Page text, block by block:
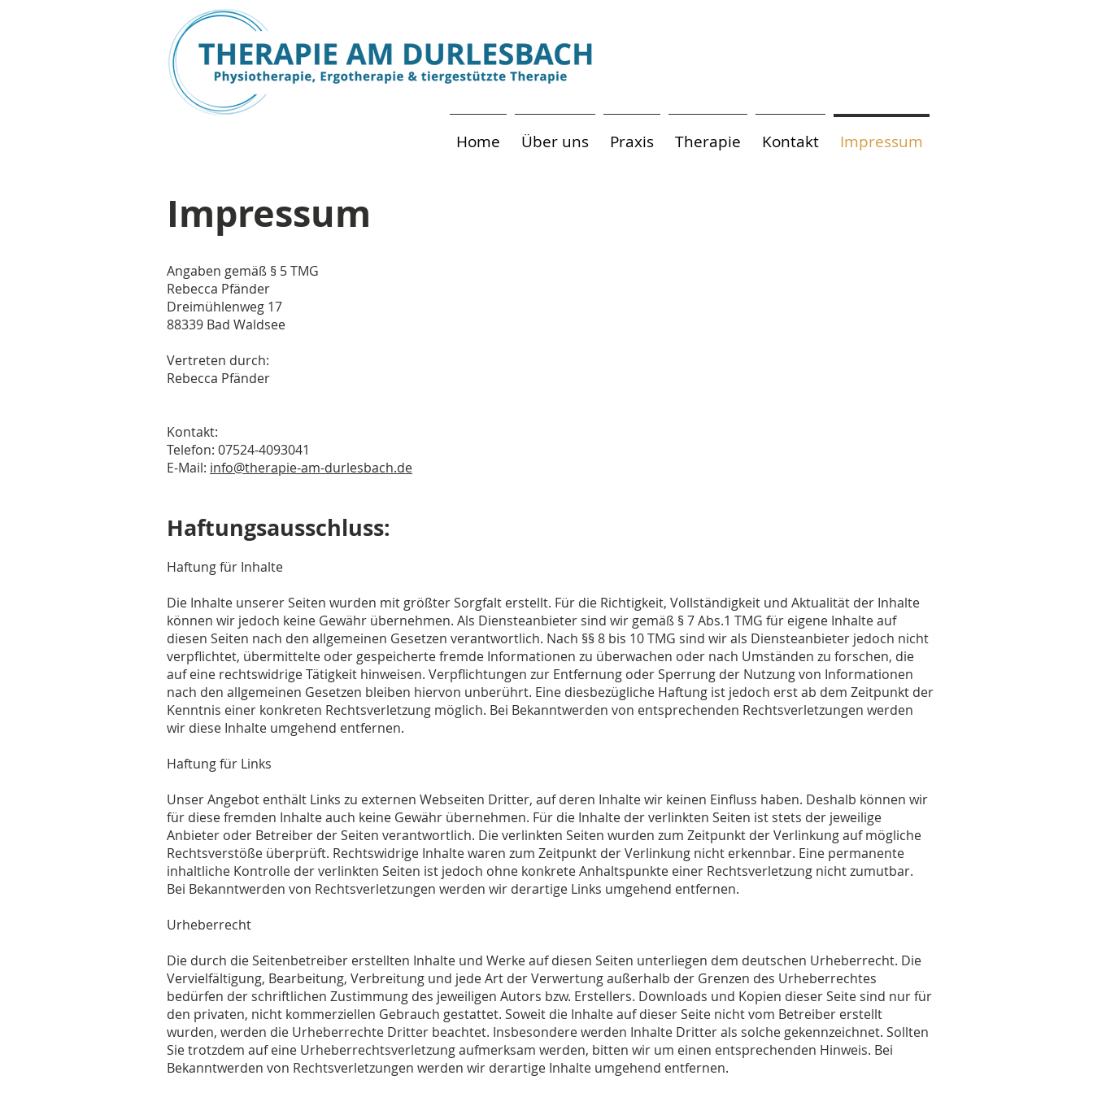
Home Über uns Praxis Therapie Kontakt Impressum
Impressum
Angaben gemäß § 5 TMG
Rebecca Pfänder
Dreimühlenweg 17
88339 Bad Waldsee
Vertreten durch:
Rebecca Pfänder
Kontakt:
Telefon: 07524-4093041
E-Mail: info@therapie-am-durlesbach.de
Haftungsausschluss:
Haftung für Inhalte
Die Inhalte unserer Seiten wurden mit größter Sorgfalt erstellt. Für die Richtigkeit, Vollständigkeit und Aktualität der Inhalte
können wir jedoch keine Gewähr übernehmen. Als Diensteanbieter sind wir gemäß § 7 Abs.1 TMG für eigene Inhalte auf
diesen Seiten nach den allgemeinen Gesetzen verantwortlich. Nach §§ 8 bis 10 TMG sind wir als Diensteanbieter jedoch nicht
verpflichtet, übermittelte oder gespeicherte fremde Informationen zu überwachen oder nach Umständen zu forschen, die
auf eine rechtswidrige Tätigkeit hinweisen. Verpflichtungen zur Entfernung oder Sperrung der Nutzung von Informationen
nach den allgemeinen Gesetzen bleiben hiervon unberührt. Eine diesbezügliche Haftung ist jedoch erst ab dem Zeitpunkt der
Kenntnis einer konkreten Rechtsverletzung möglich. Bei Bekanntwerden von entsprechenden Rechtsverletzungen werden
wir diese Inhalte umgehend entfernen.
Haftung für Links
Unser Angebot enthält Links zu externen Webseiten Dritter, auf deren Inhalte wir keinen Einfluss haben. Deshalb können wir
für diese fremden Inhalte auch keine Gewähr übernehmen. Für die Inhalte der verlinkten Seiten ist stets der jeweilige
Anbieter oder Betreiber der Seiten verantwortlich. Die verlinkten Seiten wurden zum Zeitpunkt der Verlinkung auf mögliche
Rechtsverstöße überprüft. Rechtswidrige Inhalte waren zum Zeitpunkt der Verlinkung nicht erkennbar. Eine permanente
inhaltliche Kontrolle der verlinkten Seiten ist jedoch ohne konkrete Anhaltspunkte einer Rechtsverletzung nicht zumutbar.
Bei Bekanntwerden von Rechtsverletzungen werden wir derartige Links umgehend entfernen.
Urheberrecht
Die durch die Seitenbetreiber erstellten Inhalte und Werke auf diesen Seiten unterliegen dem deutschen Urheberrecht. Die
Vervielfältigung, Bearbeitung, Verbreitung und jede Art der Verwertung außerhalb der Grenzen des Urheberrechtes
bedürfen der schriftlichen Zustimmung des jeweiligen Autors bzw. Erstellers. Downloads und Kopien dieser Seite sind nur für
den privaten, nicht kommerziellen Gebrauch gestattet. Soweit die Inhalte auf dieser Seite nicht vom Betreiber erstellt
wurden, werden die Urheberrechte Dritter beachtet. Insbesondere werden Inhalte Dritter als solche gekennzeichnet. Sollten
Sie trotzdem auf eine Urheberrechtsverletzung aufmerksam werden, bitten wir um einen entsprechenden Hinweis. Bei
Bekanntwerden von Rechtsverletzungen werden wir derartige Inhalte umgehend entfernen.